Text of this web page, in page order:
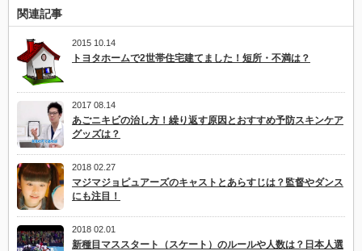
関連記事
2015 10.14
トヨタホームで2世帯住宅建てました！短所・不満は？
2017 08.14
あごニキビの治し方！繰り返す原因とおすすめ予防スキンケア
グッズは？
2018 02.27
マジマジョピュアーズのキャストとあらすじは？監督やダンス
にも注目！
2018 02.01
新種目マススタート（スケート）のルールや人数は？日本人選